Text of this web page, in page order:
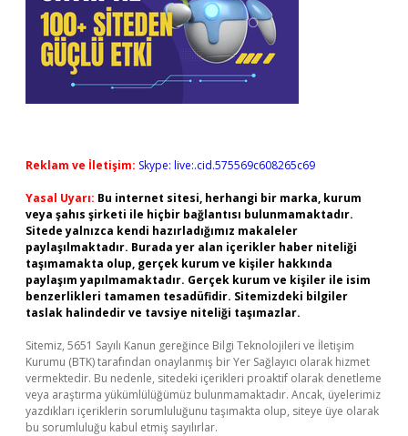
Reklam ve İletişim: Skype: live:.cid.575569c608265c69
Yasal Uyarı: Bu internet sitesi, herhangi bir marka, kurum
veya şahıs şirketi ile hiçbir bağlantısı bulunmamaktadır.
Sitede yalnızca kendi hazırladığımız makaleler
paylaşılmaktadır. Burada yer alan içerikler haber niteliği
taşımamakta olup, gerçek kurum ve kişiler hakkında
paylaşım yapılmamaktadır. Gerçek kurum ve kişiler ile isim
benzerlikleri tamamen tesadüfidir. Sitemizdeki bilgiler
taslak halindedir ve tavsiye niteliği taşımazlar.
Sitemiz, 5651 Sayılı Kanun gereğince Bilgi Teknolojileri ve İletişim
Kurumu (BTK) tarafından onaylanmış bir Yer Sağlayıcı olarak hizmet
vermektedir. Bu nedenle, sitedeki içerikleri proaktif olarak denetleme
veya araştırma yükümlülüğümüz bulunmamaktadır. Ancak, üyelerimiz
yazdıkları içeriklerin sorumluluğunu taşımakta olup, siteye üye olarak
bu sorumluluğu kabul etmiş sayılırlar.